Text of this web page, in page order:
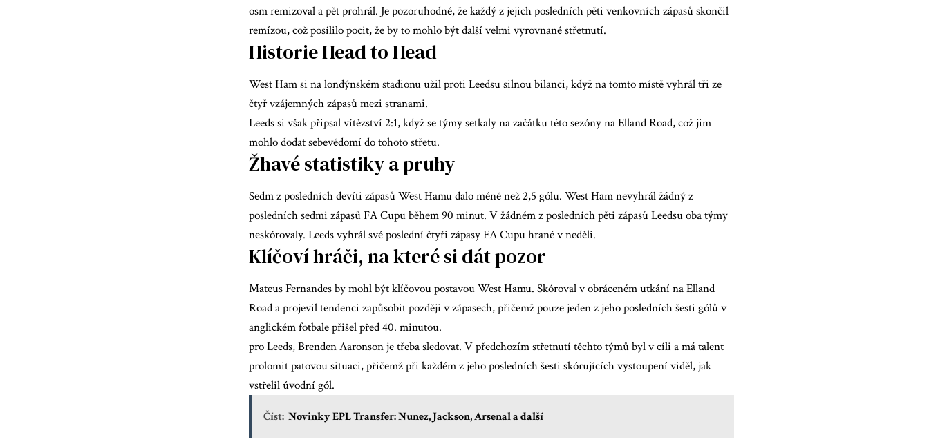
osm remizoval a pět prohrál. Je pozoruhodné, že každý z jejich posledních pěti venkovních zápasů skončil
remízou, což posílilo pocit, že by to mohlo být další velmi vyrovnané střetnutí.
Historie Head to Head
West Ham si na londýnském stadionu užil proti Leedsu silnou bilanci, když na tomto místě vyhrál tři ze
čtyř vzájemných zápasů mezi stranami.
Leeds si však připsal vítězství 2:1, když se týmy setkaly na začátku této sezóny na Elland Road, což jim
mohlo dodat sebevědomí do tohoto střetu.
Žhavé statistiky a pruhy
Sedm z posledních devíti zápasů West Hamu dalo méně než 2,5 gólu. West Ham nevyhrál žádný z
posledních sedmi zápasů FA Cupu během 90 minut. V žádném z posledních pěti zápasů Leedsu oba týmy
neskórovaly. Leeds vyhrál své poslední čtyři zápasy FA Cupu hrané v neděli.
Klíčoví hráči, na které si dát pozor
Mateus Fernandesby mohl být klíčovou postavou West Hamu. Skóroval v obráceném utkání na Elland
Road a projevil tendenci zapůsobit později v zápasech, přičemž pouze jeden z jeho posledních šesti gólů v
anglickém fotbale přišel před 40. minutou.
pro Leeds,Brenden Aaronsonje třeba sledovat. V předchozím střetnutí těchto týmů byl v cíli a má talent
prolomit patovou situaci, přičemž při každém z jeho posledních šesti skórujících vystoupení viděl, jak
vstřelil úvodní gól.
Číst: Novinky EPL Transfer: Nunez, Jackson, Arsenal a další